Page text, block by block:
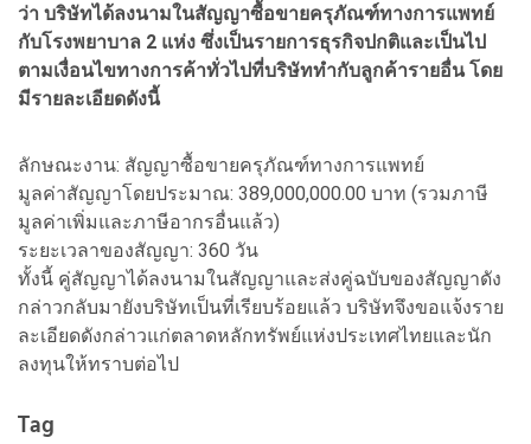
ว่า บริษัทได้ลงนามในสัญญาซื้อขายครุภัณฑ์ทางการแพทย์
กับโรงพยาบาล 2 แห่ง ซึ่งเป็นรายการธุรกิจปกติและเป็นไป
ตามเงื่อนไขทางการค้าทั่วไปที่บริษัททำกับลูกค้ารายอื่น โดย
มีรายละเอียดดังนี้
ลักษณะงาน: สัญญาซื้อขายครุภัณฑ์ทางการแพทย์
มูลค่าสัญญาโดยประมาณ: 389,000,000.00 บาท (รวมภาษี
มูลค่าเพิ่มและภาษีอากรอื่นแล้ว)
ระยะเวลาของสัญญา: 360 วัน
ทั้งนี้ คู่สัญญาได้ลงนามในสัญญาและส่งคู่ฉบับของสัญญาดัง
กล่าวกลับมายังบริษัทเป็นที่เรียบร้อยแล้ว บริษัทจึงขอแจ้งราย
ละเอียดดังกล่าวแก่ตลาดหลักทรัพย์แห่งประเทศไทยและนัก
ลงทุนให้ทราบต่อไป
Tag